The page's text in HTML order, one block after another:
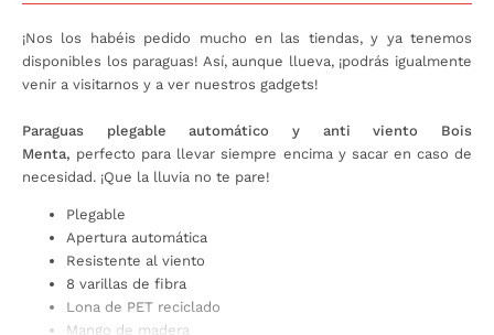
¡Nos los habéis pedido mucho en las tiendas, y ya tenemos
disponibles los paraguas! Así, aunque llueva, ¡podrás igualmente
venir a visitarnos y a ver nuestros gadgets!
Paraguas plegable automático y anti viento Bois
Menta, perfecto para llevar siempre encima y sacar en caso de
necesidad. ¡Que la lluvia no te pare!
Plegable
Apertura automática
Resistente al viento
8 varillas de fibra
Lona de PET reciclado
Mango de madera